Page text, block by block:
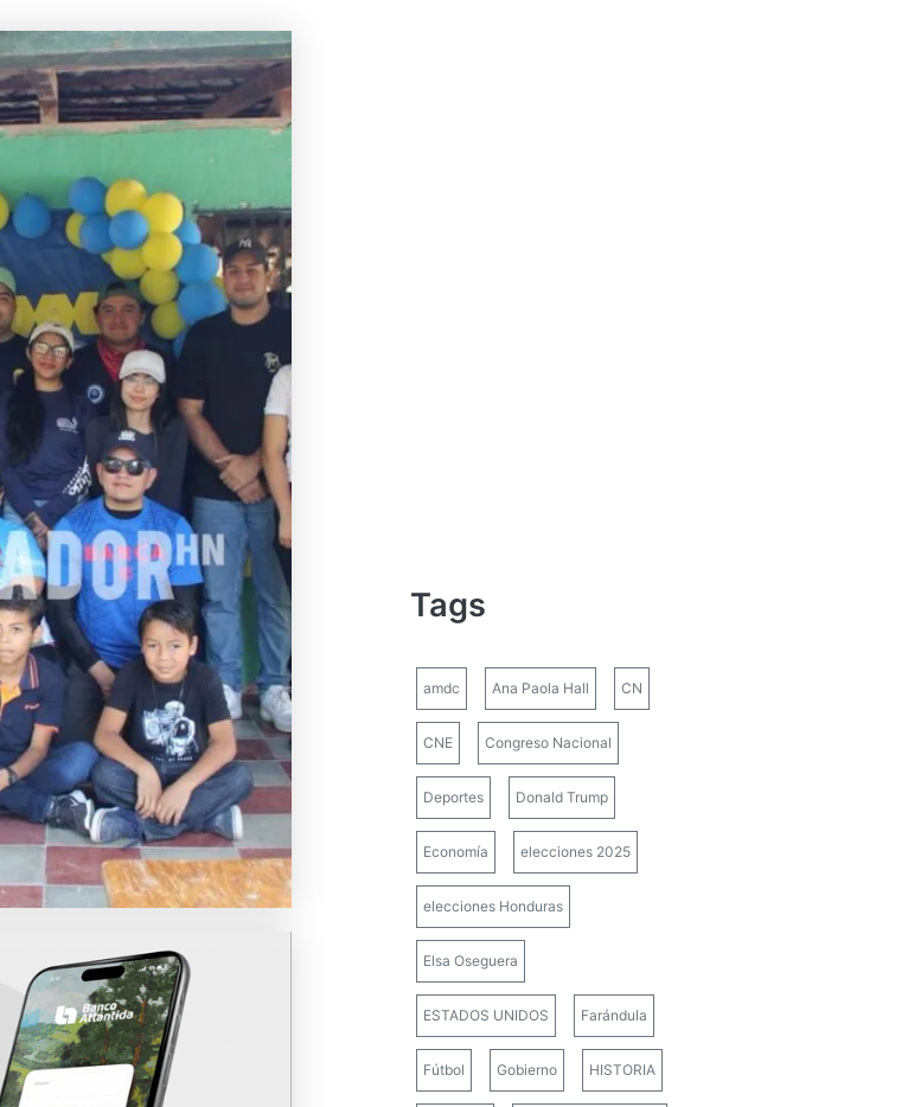
Tags
amdc Ana Paola Hall CN
CNE Congreso Nacional
Deportes Donald Trump
Economía elecciones 2025
elecciones Honduras
Elsa Oseguera
ESTADOS UNIDOS Farándula
Fútbol Gobierno HISTORIA